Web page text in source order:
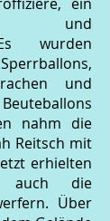
und
wurden
und
nahm die
Reitsch mit
erhielten
auch die
Über